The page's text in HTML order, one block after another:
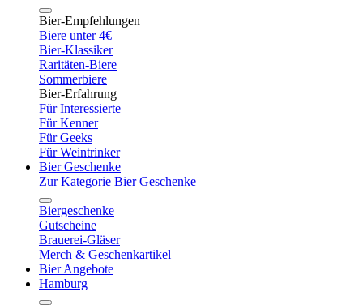
Bier-Empfehlungen
Biere unter 4€
Bier-Klassiker
Raritäten-Biere
Sommerbiere
Bier-Erfahrung
Für Interessierte
Für Kenner
Für Geeks
Für Weintrinker
Bier Geschenke
Zur Kategorie Bier Geschenke
Biergeschenke
Gutscheine
Brauerei-Gläser
Merch & Geschenkartikel
Bier Angebote
Hamburg